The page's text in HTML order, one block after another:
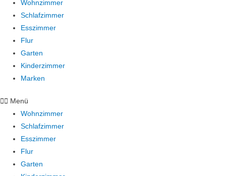
Wohnzimmer
Schlafzimmer
Esszimmer
Flur
Garten
Kinderzimmer
Marken
Menü
Wohnzimmer
Schlafzimmer
Esszimmer
Flur
Garten